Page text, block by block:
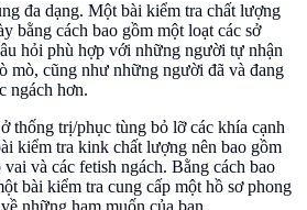
đa dạng. Một bài kiểm tra chất lượng
bằng cách bao gồm một loạt các sở
hỏi phù hợp với những người tự nhận
mò, cũng như những người đã và đang
ngách hơn.
thống trị/phục tùng bỏ lỡ các khía cạnh
kiểm tra kink chất lượng nên bao gồm
và các fetish ngách. Bằng cách bao
bài kiểm tra cung cấp một hồ sơ phong